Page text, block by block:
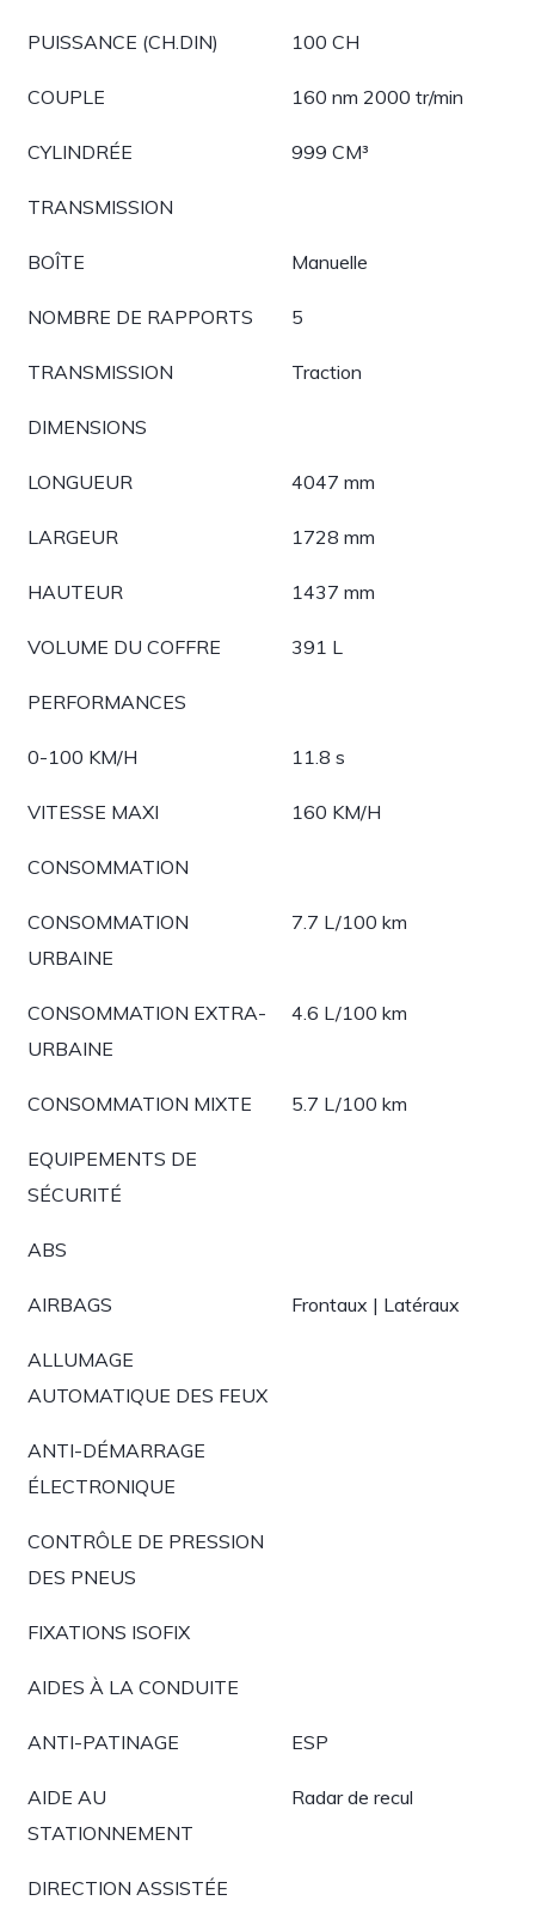
PUISSANCE (CH.DIN) 100 CH
COUPLE 160 nm 2000 tr/min
CYLINDRÉE 999 CM³
TRANSMISSION
BOÎTE Manuelle
NOMBRE DE RAPPORTS 5
TRANSMISSION Traction
DIMENSIONS
LONGUEUR 4047 mm
LARGEUR 1728 mm
HAUTEUR 1437 mm
VOLUME DU COFFRE 391 L
PERFORMANCES
0-100 KM/H 11.8 s
VITESSE MAXI 160 KM/H
CONSOMMATION
CONSOMMATION
URBAINE
7.7 L/100 km
CONSOMMATION EXTRA-
URBAINE
4.6 L/100 km
CONSOMMATION MIXTE 5.7 L/100 km
EQUIPEMENTS DE
SÉCURITÉ
ABS
AIRBAGS Frontaux | Latéraux
ALLUMAGE
AUTOMATIQUE DES FEUX
ANTI-DÉMARRAGE
ÉLECTRONIQUE
CONTRÔLE DE PRESSION
DES PNEUS
FIXATIONS ISOFIX
AIDES À LA CONDUITE
ANTI-PATINAGE ESP
AIDE AU
STATIONNEMENT
Radar de recul
DIRECTION ASSISTÉE